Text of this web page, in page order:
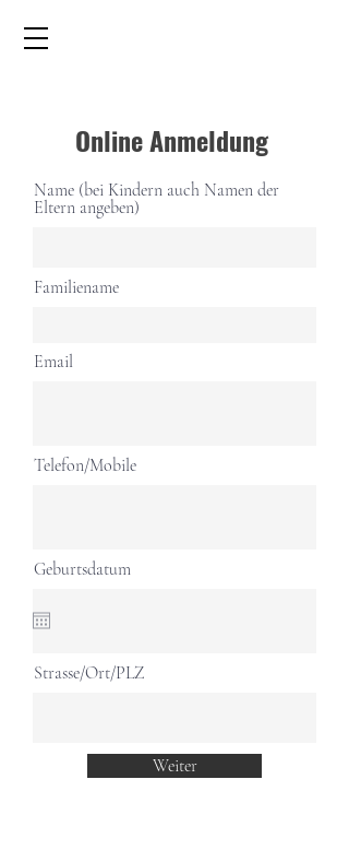
Online Anmeldung
Name (bei Kindern auch Namen der
Eltern angeben)
Familiename
Email
Telefon/Mobile
Geburtsdatum
Strasse/Ort/PLZ
Weiter